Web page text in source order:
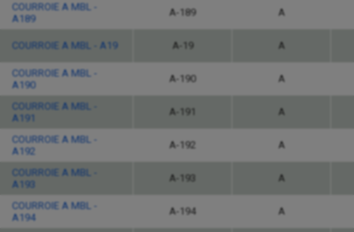
COURROIE A MBL -
A189
A-189 A
COURROIE A MBL - A19 A-19 A
COURROIE A MBL -
A190
A-190 A
COURROIE A MBL -
A191
A-191 A
COURROIE A MBL -
A192
A-192 A
COURROIE A MBL -
A193
A-193 A
COURROIE A MBL -
A194
A-194 A